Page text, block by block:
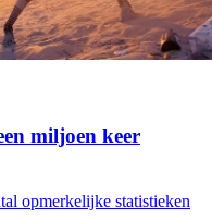
miljoen keer
opmerkelijke statistieken